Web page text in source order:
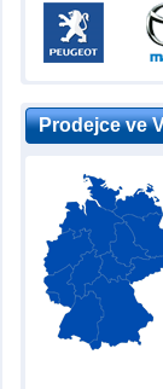
Prodejce ve